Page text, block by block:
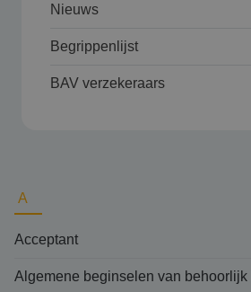
Nieuws
Begrippenlijst
BAV verzekeraars
A
Acceptant
Algemene beginselen van behoorlijk